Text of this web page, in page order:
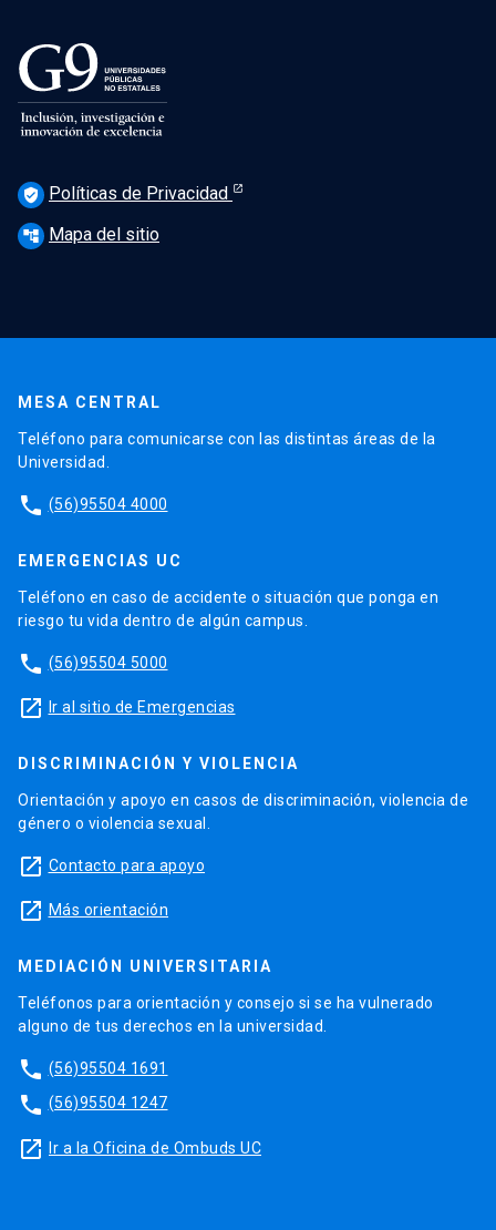
verified_user Políticas de Privacidad
account_tree Mapa del sitio
MESA CENTRAL
Teléfono para comunicarse con las distintas áreas de la
Universidad.
phone (56)95504 4000
EMERGENCIAS UC
Teléfono en caso de accidente o situación que ponga en
riesgo tu vida dentro de algún campus.
phone (56)95504 5000
launch Ir al sitio de Emergencias
DISCRIMINACIÓN Y VIOLENCIA
Orientación y apoyo en casos de discriminación, violencia de
género o violencia sexual.
launch Contacto para apoyo
launch Más orientación
MEDIACIÓN UNIVERSITARIA
Teléfonos para orientación y consejo si se ha vulnerado
alguno de tus derechos en la universidad.
phone (56)95504 1691
phone (56)95504 1247
launch Ir a la Oficina de Ombuds UC